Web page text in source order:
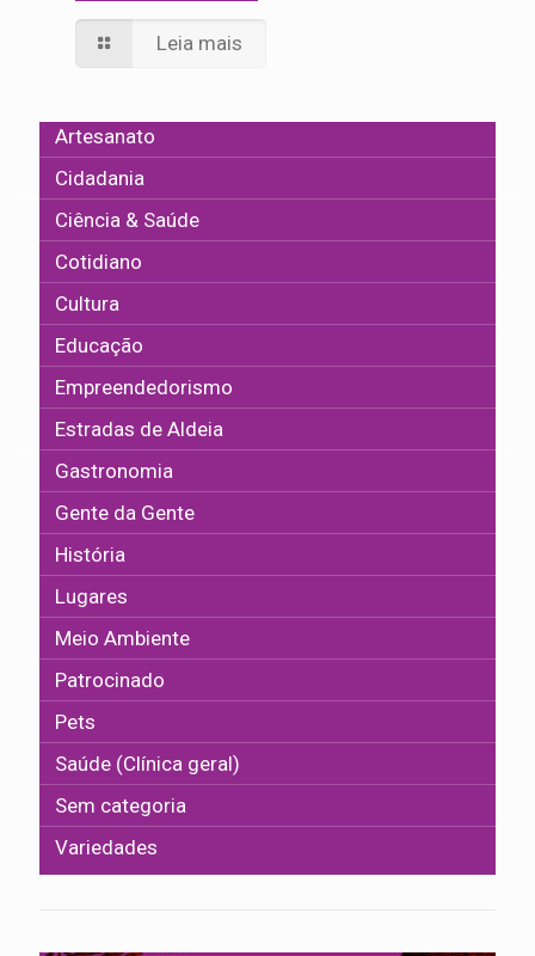
Leia mais
Artesanato
Cidadania
Ciência & Saúde
Cotidiano
Cultura
Educação
Empreendedorismo
Estradas de Aldeia
Gastronomia
Gente da Gente
História
Lugares
Meio Ambiente
Patrocinado
Pets
Saúde (Clínica geral)
Sem categoria
Variedades